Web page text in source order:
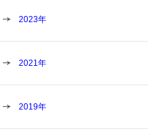
2023年
2021年
2019年